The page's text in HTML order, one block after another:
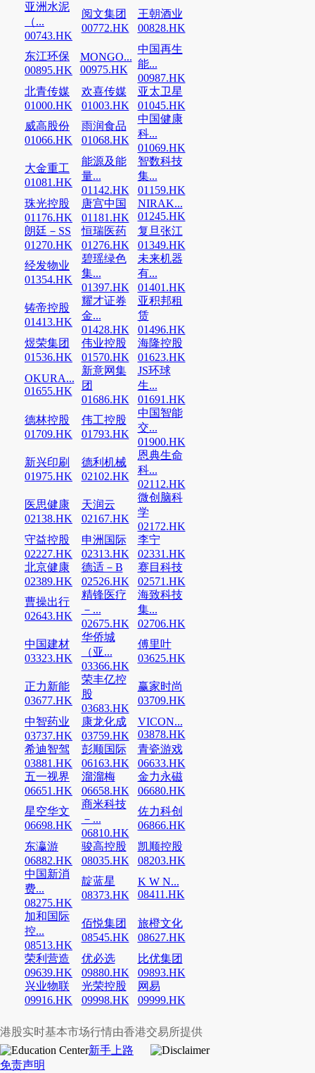
亚洲水泥
（...
00743.HK
阅文集团
00772.HK
王朝酒业
00828.HK
东江环保
00895.HK
MONGO...
00975.HK
中国再生
能...
00987.HK
北青传媒
01000.HK
欢喜传媒
01003.HK
亚太卫星
01045.HK
威高股份
01066.HK
雨润食品
01068.HK
中国健康
科...
01069.HK
大金重工
01081.HK
能源及能
量...
01142.HK
智数科技
集...
01159.HK
珠光控股
01176.HK
唐宫中国
01181.HK
NIRAK...
01245.HK
朗廷－SS
01270.HK
恒瑞医药
01276.HK
复旦张江
01349.HK
经发物业
01354.HK
碧瑶绿色
集...
01397.HK
未来机器
有...
01401.HK
铸帝控股
01413.HK
耀才证券
金...
01428.HK
亚积邦租
赁
01496.HK
煜荣集团
01536.HK
伟业控股
01570.HK
海隆控股
01623.HK
OKURA...
01655.HK
新意网集
团
01686.HK
JS环球
生...
01691.HK
德林控股
01709.HK
伟工控股
01793.HK
中国智能
交...
01900.HK
新兴印刷
01975.HK
德利机械
02102.HK
恩典生命
科...
02112.HK
医思健康
02138.HK
天润云
02167.HK
微创脑科
学
02172.HK
守益控股
02227.HK
申洲国际
02313.HK
李宁
02331.HK
北京健康
02389.HK
德适－B
02526.HK
赛目科技
02571.HK
曹操出行
02643.HK
精锋医疗
－...
02675.HK
海致科技
集...
02706.HK
中国建材
03323.HK
华侨城
（亚...
03366.HK
傅里叶
03625.HK
正力新能
03677.HK
荣丰亿控
股
03683.HK
赢家时尚
03709.HK
中智药业
03737.HK
康龙化成
03759.HK
VICON...
03878.HK
希迪智驾
03881.HK
彭顺国际
06163.HK
青瓷游戏
06633.HK
五一视界
06651.HK
溜溜梅
06658.HK
金力永磁
06680.HK
星空华文
06698.HK
商米科技
－...
06810.HK
佐力科创
06866.HK
东瀛游
06882.HK
骏高控股
08035.HK
凯顺控股
08203.HK
中国新消
费...
08275.HK
靛蓝星
08373.HK
K W N...
08411.HK
加和国际
控...
08513.HK
佰悦集团
08545.HK
旅橙文化
08627.HK
荣利营造
09639.HK
优必选
09880.HK
比优集团
09893.HK
兴业物联
09916.HK
光荣控股
09998.HK
网易
09999.HK
港股实时基本市场行情由香港交易所提供
新手上路
免责声明